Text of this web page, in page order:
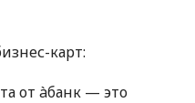
карт:
от àбанк — это